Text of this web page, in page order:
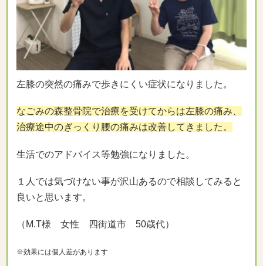
左膝の突然の痛みで歩きにくい症状になりました。
なごみの森整骨院で治療を受けてからは左膝の痛み、
治療途中のぎっくり腰の痛みは改善してきました。
生活でのアドバイス等勉強になりました。
１人では気づけない事が沢山あるので相談してみると
良いと思います。
（M.T様 女性 四街道市 50歳代）
※効果には個人差があります